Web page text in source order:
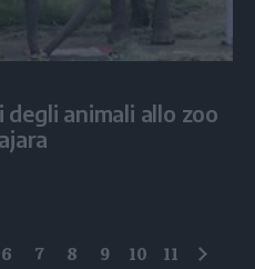
animali allo zoo
6 7 8 9 10 11